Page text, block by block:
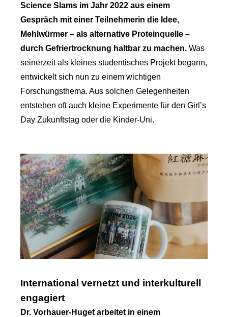
Science Slams im Jahr 2022 aus einem
Gespräch mit einer Teilnehmerin die Idee,
Mehlwürmer – als alternative Proteinquelle –
durch Gefriertrocknung haltbar zu machen. Was
seinerzeit als kleines studentisches Projekt begann,
entwickelt sich nun zu einem wichtigen
Forschungsthema. Aus solchen Gelegenheiten
entstehen oft auch kleine Experimente für den Girl’s
Day Zukunftstag oder die Kinder-Uni.
International vernetzt und interkulturell
engagiert
Dr. Vorhauer-Huget arbeitet in einem